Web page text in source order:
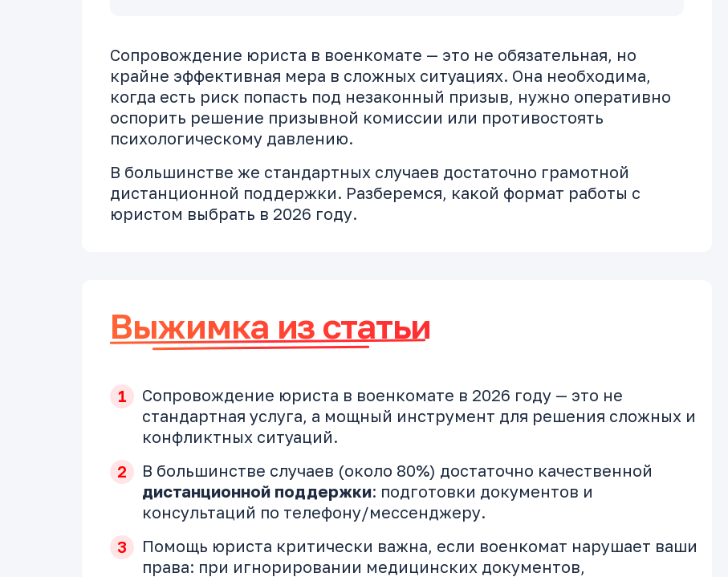
Сопровождение юриста в военкомате — это не обязательная, но
крайне эффективная мера в сложных ситуациях. Она необходима,
когда есть риск попасть под незаконный призыв, нужно оперативно
оспорить решение призывной комиссии или противостоять
психологическому давлению.
В большинстве же стандартных случаев достаточно грамотной
дистанционной поддержки. Разберемся, какой формат работы с
юристом выбрать в 2026 году.
Выжимка из статьи
Сопровождение юриста в военкомате в 2026 году — это не
стандартная услуга, а мощный инструмент для решения сложных и
конфликтных ситуаций.
В большинстве случаев (около 80%) достаточно качественной
дистанционной поддержки: подготовки документов и
консультаций по телефону/мессенджеру.
Помощь юриста критически важна, если военкомат нарушает ваши
права: при игнорировании медицинских документов,